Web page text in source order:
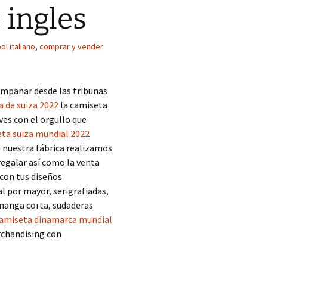
italiano, comprar y vender
desde las tribunas
de suiza 2022 la camiseta
con el orgullo que
suiza mundial 2022
fábrica realizamos
así como la venta
tus diseños
por mayor, serigrafiadas,
corta, sudaderas
dinamarca mundial
con